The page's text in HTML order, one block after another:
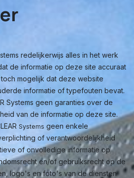
redelijkerwijs alles in het werk
de informatie op deze site accuraat
mogelijk dat deze website
informatie of typefouten bevat.
Systems geen garanties over de
van de informatie op deze site.
Systems geen enkele
of verantwoordelijkheid
of onvolledige informatie op
en/of gebruiksrecht op de
logo's en foto's van de diensten